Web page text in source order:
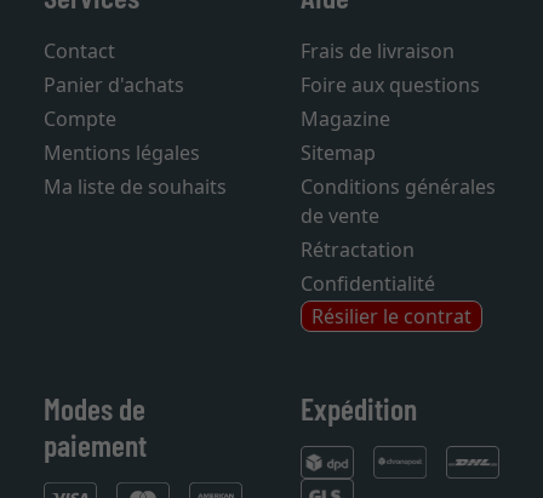
Services
Contact
Panier d'achats
Compte
Mentions légales
Aide
Frais de livraison
Foire aux questions
Magazine
Sitemap
Conditions générales
de vente
Rétractation
Confidentialité
Résilier le contrat
Modes de
paiement
Expédition